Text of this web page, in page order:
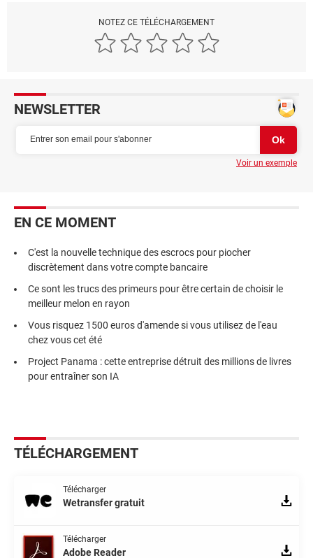
NOTEZ CE TÉLÉCHARGEMENT
NEWSLETTER
Voir un exemple
EN CE MOMENT
C'est la nouvelle technique des escrocs pour piocher
discrètement dans votre compte bancaire
Ce sont les trucs des primeurs pour être certain de choisir le
meilleur melon en rayon
Vous risquez 1500 euros d'amende si vous utilisez de l'eau
chez vous cet été
Project Panama : cette entreprise détruit des millions de livres
pour entraîner son IA
TÉLÉCHARGEMENT
Télécharger
Wetransfer gratuit
Télécharger
Adobe Reader